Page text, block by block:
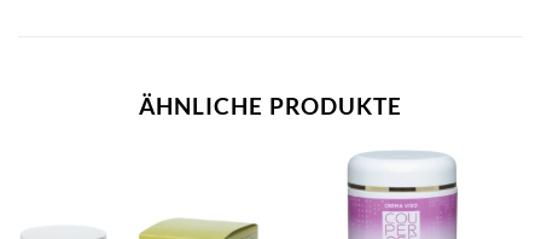
ÄHNLICHE PRODUKTE